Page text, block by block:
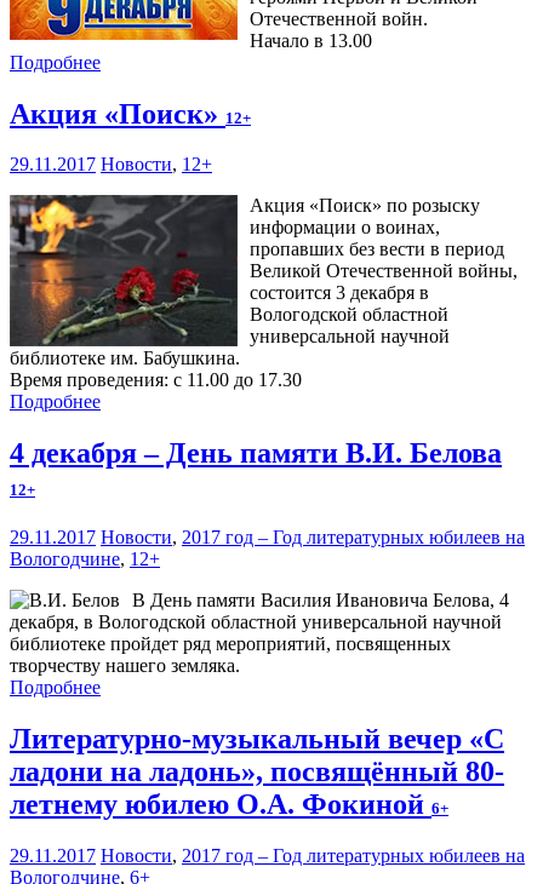
Отечественной войн.
Начало в 13.00
Подробнее
Акция «Поиск» 12+
29.11.2017 Новости, 12+
Акция «Поиск» по розыску
информации о воинах,
пропавших без вести в период
Великой Отечественной войны,
состоится 3 декабря в
Вологодской областной
универсальной научной
библиотеке им. Бабушкина.
Время проведения: с 11.00 до 17.30
Подробнее
4 декабря – День памяти В.И. Белова
12+
29.11.2017 Новости, 2017 год – Год литературных юбилеев на
Вологодчине, 12+
В День памяти Василия Ивановича Белова, 4
декабря, в Вологодской областной универсальной научной
библиотеке пройдет ряд мероприятий, посвященных
творчеству нашего земляка.
Подробнее
Литературно-музыкальный вечер «С
ладони на ладонь», посвящённый 80-
летнему юбилею О.А. Фокиной 6+
29.11.2017 Новости, 2017 год – Год литературных юбилеев на
Вологодчине, 6+